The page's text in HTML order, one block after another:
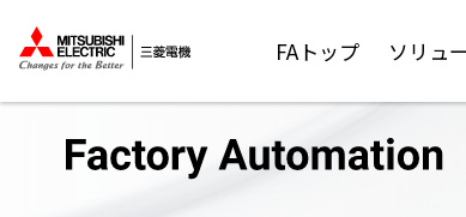
FAトップ ソリュ